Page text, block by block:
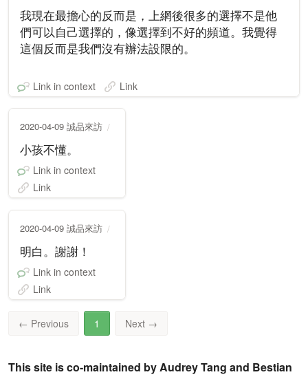
我現在最擔心的反而是，上網後很多的選擇不是他
們可以自己選擇的，像選擇到不好的頻道。我覺得
這個反而是我們沒有辦法設限的。
Link in context Link
2020-04-09 誠品來訪
小孩不懂。
Link in context
Link
2020-04-09 誠品來訪
明白。謝謝！
Link in context
Link
← Previous 1 Next →
This site is co-maintained by Audrey Tang and Bestian